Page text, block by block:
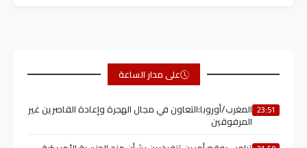
على مدار الساعة
23:51 المغرب/أوروبا:التعاون في مجال الهجرة وإعادة القاصرين غير
المرفوقين